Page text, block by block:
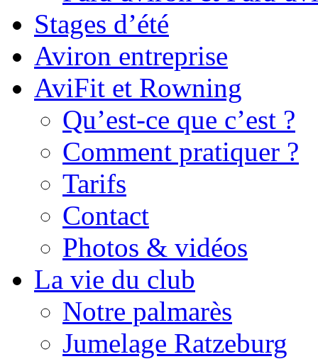
Stages d’été
Aviron entreprise
AviFit et Rowning
Qu’est-ce que c’est ?
Comment pratiquer ?
Tarifs
Contact
Photos & vidéos
La vie du club
Notre palmarès
Jumelage Ratzeburg